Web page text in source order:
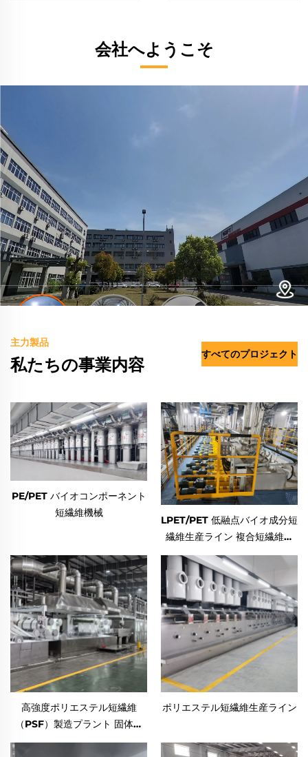
会社へようこそ
主力製品
私たちの事業内容
すべてのプロジェクト
PE/PET バイオコンポーネント
短繊維機械
LPET/PET 低融点バイオ成分短
繊維生産ライン 複合短繊維製
造機
高強度ポリエステル短繊維
（PSF）製造プラント 固体ポ
リエステル短繊維PSF製造機
ポリエステル短繊維生産ライン